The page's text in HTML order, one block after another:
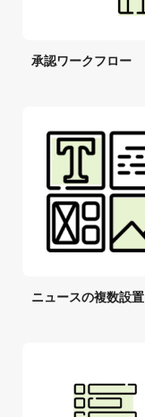
承認ワークフロー
ニュースの複数設置